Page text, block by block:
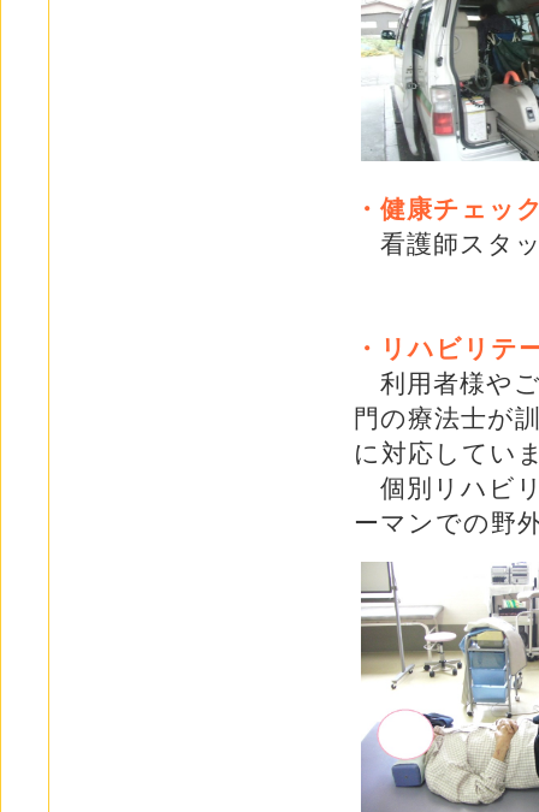
・健康チェッ
看護師スタ
・リハビリテ
利用者様や
門の療法士が
に対応してい
個別リハビ
ーマンでの野